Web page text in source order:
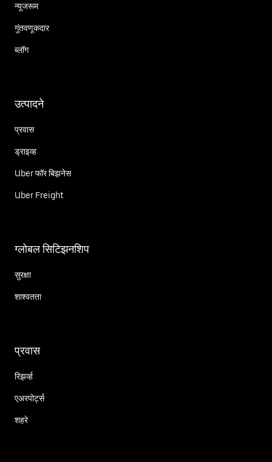
न्यूजरूम
गुंतवणूकदार
ब्लॉग
उत्पादने
प्रवास
ड्राइव्ह
Uber फॉर बिझनेस
Uber Freight
ग्लोबल सिटिझनशिप
सुरक्षा
शाश्वतता
प्रवास
रिझर्व्ह
एअरपोर्ट्स
शहरे